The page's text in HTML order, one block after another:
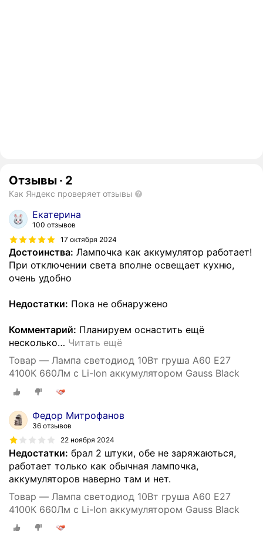
Отзывы · 2
Как Яндекс проверяет отзывы
Екатерина
100 отзывов
17 октября 2024
Достоинства: Лампочка как аккумулятор работает!
При отключении света вполне освещает кухню,
очень удобно
Недостатки: Пока не обнаружено
Комментарий: Планируем оснастить ещё
несколько… Читать ещё
Товар — Лампа светодиод 10Вт груша А60 Е27
4100К 660Лм с Li-Ion аккумулятором Gauss Black
Федор Митрофанов
36 отзывов
22 ноября 2024
Недостатки: брал 2 штуки, обе не заряжаються,
работает только как обычная лампочка,
аккумуляторов наверно там и нет.
Товар — Лампа светодиод 10Вт груша А60 Е27
4100К 660Лм с Li-Ion аккумулятором Gauss Black